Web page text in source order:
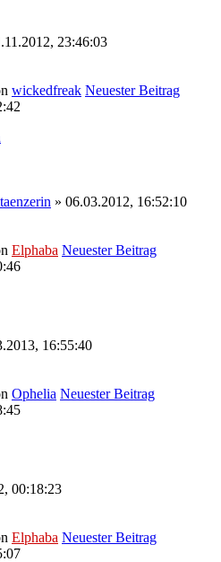
23:46:03
wickedfreak Neuester Beitrag
» 06.03.2012, 16:52:10
Elphaba Neuester Beitrag
16:55:40
Ophelia Neuester Beitrag
00:18:23
Elphaba Neuester Beitrag